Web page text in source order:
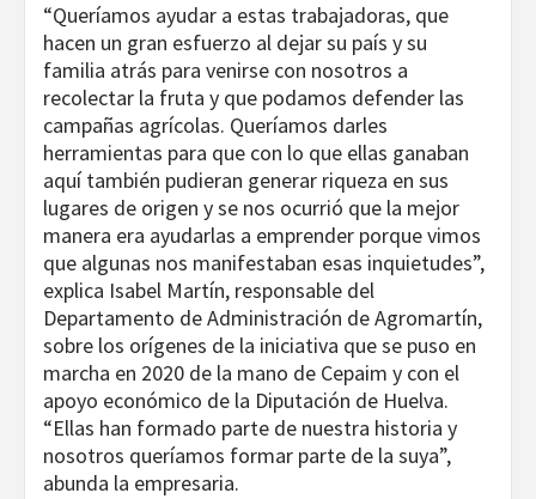
“Queríamos ayudar a estas trabajadoras, que
hacen un gran esfuerzo al dejar su país y su
familia atrás para venirse con nosotros a
recolectar la fruta y que podamos defender las
campañas agrícolas. Queríamos darles
herramientas para que con lo que ellas ganaban
aquí también pudieran generar riqueza en sus
lugares de origen y se nos ocurrió que la mejor
manera era ayudarlas a emprender porque vimos
que algunas nos manifestaban esas inquietudes”,
explica Isabel Martín, responsable del
Departamento de Administración de Agromartín,
sobre los orígenes de la iniciativa que se puso en
marcha en 2020 de la mano de Cepaim y con el
apoyo económico de la Diputación de Huelva.
“Ellas han formado parte de nuestra historia y
nosotros queríamos formar parte de la suya”,
abunda la empresaria.